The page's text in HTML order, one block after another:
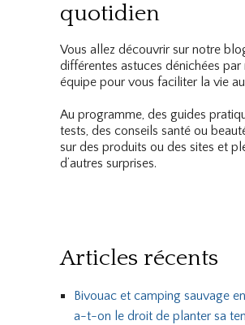
quotidien
Vous allez découvrir sur notre
différentes astuces dénichées par
équipe pour vous faciliter la vie
Au programme, des guides
tests, des conseils santé ou
sur des produits ou des sites et
d’autres surprises.
Articles récents
Bivouac et camping sauvage
a-t-on le droit de planter sa